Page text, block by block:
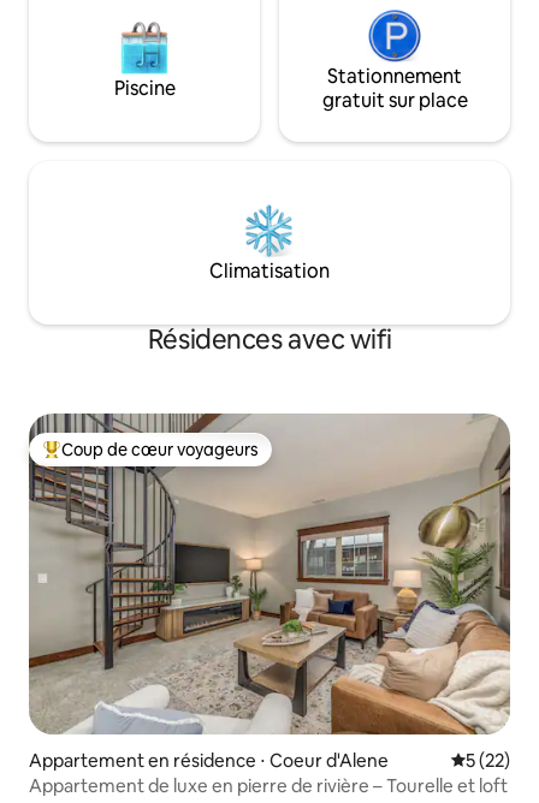
Piscine
Stationnement
gratuit sur place
Climatisation
Résidences avec wifi
Coups de cœur voyageurs les plus appréciés
Coup de cœur voyageurs
Appartement en résidence ⋅ Coeur d'Alene
5 (22)
Appartement de luxe en pierre de rivière – Tourelle et loft